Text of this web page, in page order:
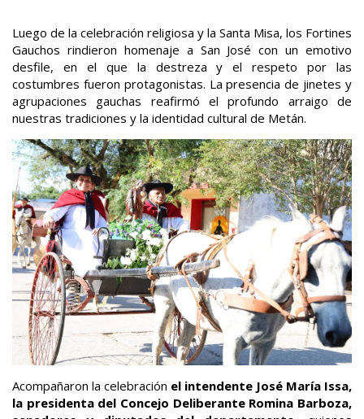
Luego de la celebración religiosa y la Santa Misa, los Fortines
Gauchos rindieron homenaje a San José con un emotivo
desfile, en el que la destreza y el respeto por las
costumbres fueron protagonistas. La presencia de jinetes y
agrupaciones gauchas reafirmó el profundo arraigo de
nuestras tradiciones y la identidad cultural de Metán.
Acompañaron la celebración el intendente José María Issa,
la presidenta del Concejo Deliberante Romina Barboza,